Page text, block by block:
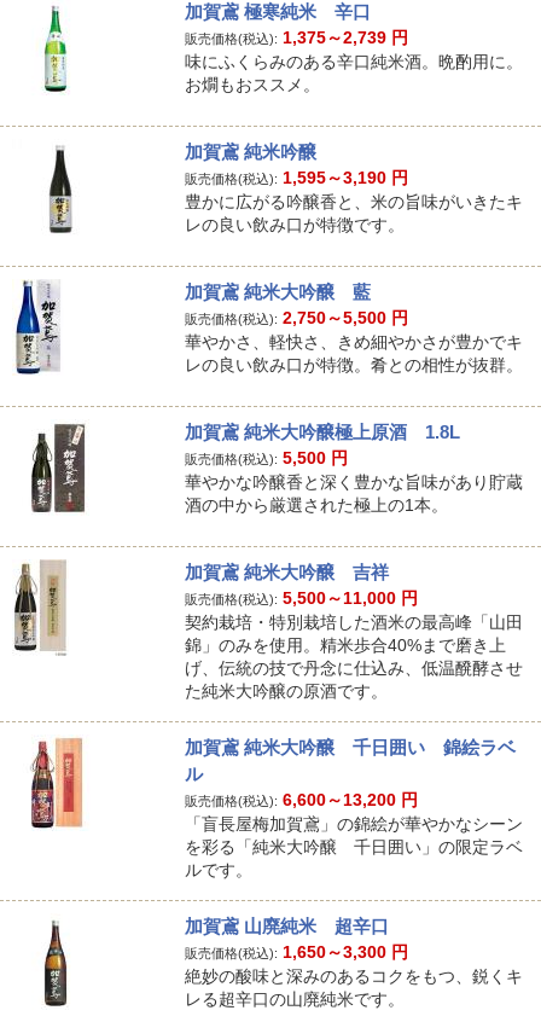
加賀鳶 極寒純米 辛口
販売価格(税込): 1,375～2,739 円
味にふくらみのある辛口純米酒。晩酌用に。
お燗もおススメ。
加賀鳶 純米吟醸
販売価格(税込): 1,595～3,190 円
豊かに広がる吟醸香と、米の旨味がいきたキ
レの良い飲み口が特徴です。
加賀鳶 純米大吟醸 藍
販売価格(税込): 2,750～5,500 円
華やかさ、軽快さ、きめ細やかさが豊かでキ
レの良い飲み口が特徴。肴との相性が抜群。
加賀鳶 純米大吟醸極上原酒 1.8L
販売価格(税込): 5,500 円
華やかな吟醸香と深く豊かな旨味があり貯蔵
酒の中から厳選された極上の1本。
加賀鳶 純米大吟醸 吉祥
販売価格(税込): 5,500～11,000 円
契約栽培・特別栽培した酒米の最高峰「山田
錦」のみを使用。精米歩合40%まで磨き上
げ、伝統の技で丹念に仕込み、低温醗酵させ
た純米大吟醸の原酒です。
加賀鳶 純米大吟醸 千日囲い 錦絵ラベ
ル
販売価格(税込): 6,600～13,200 円
「盲長屋梅加賀鳶」の錦絵が華やかなシーン
を彩る「純米大吟醸 千日囲い」の限定ラベ
ルです。
加賀鳶 山廃純米 超辛口
販売価格(税込): 1,650～3,300 円
絶妙の酸味と深みのあるコクをもつ、鋭くキ
レる超辛口の山廃純米です。